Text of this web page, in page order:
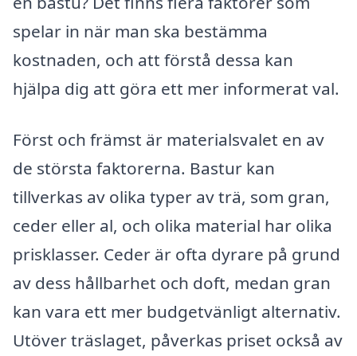
spelar in när man ska bestämma
kostnaden, och att förstå dessa kan
hjälpa dig att göra ett mer informerat val.
Först och främst är materialsvalet en av
de största faktorerna. Bastur kan
tillverkas av olika typer av trä, som gran,
ceder eller al, och olika material har olika
prisklasser. Ceder är ofta dyrare på grund
av dess hållbarhet och doft, medan gran
kan vara ett mer budgetvänligt alternativ.
Utöver träslaget, påverkas priset också av